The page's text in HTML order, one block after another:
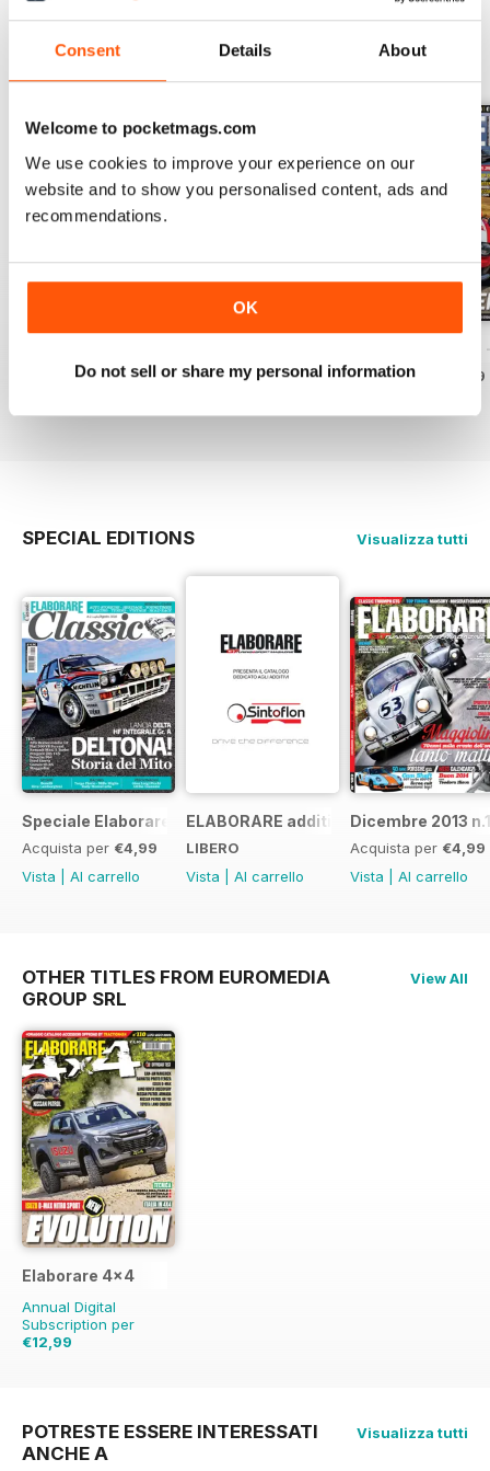
Consent Details About
Welcome to pocketmags.com
We use cookies to improve your experience on our
website and to show you personalised content, ads and
recommendations.
OK
Do not sell or share my personal information
Acquista per€4,99
Acquista per€5,99
ELABORARE
Acquista per
€5,99
SPECIAL EDITIONS Visualizza tutti
Speciale Elaborare Classic n.1
Acquista per €4,99
Vista
Al carrello
ELABORARE additivi
LIBERO
Vista
Al carrello
Dicembre 2013
Acquista per €4,99
Vista
Al carrello
OTHER TITLES FROM EUROMEDIA
GROUP SRL
View All
Elaborare 4x4
Annual Digital
Subscription per
€12,99
POTRESTE ESSERE INTERESSATI
ANCHE A
Visualizza tutti